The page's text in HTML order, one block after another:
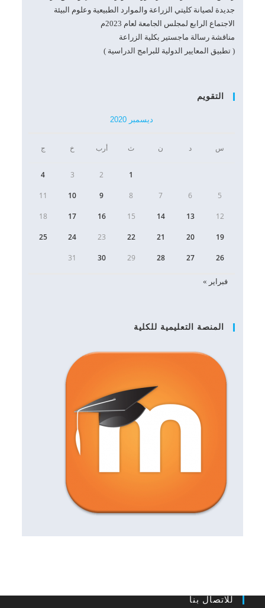
جديدة لصيانة كليتي الزراعة والموارد الطبيعية وعلوم البيئة
الاجتماع الرابع لمجلس الجامعة لعام 2023م
مناقشة رسالة ماجستير بكلية الزراعة
( تطبيق المعايير الدولية للبرامج الدراسية )
التقويم
ديسمبر 2020
س د ن ث أرب خ ج
1
2
3
4
5
6
7
8
9
10
11
12
13
14
15
16
17
18
19
20
21
22
23
24
25
26
27
28
29
30
31
فبراير »
المنصة التعليمية للكلية
للاتصال بنا